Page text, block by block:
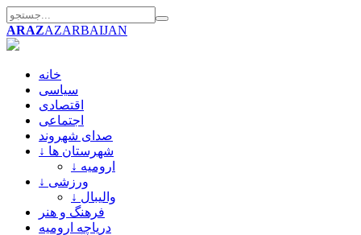
ARAZAZARBAIJAN
خانه
سیاسی
اقتصادی
اجتماعی
صدای شهروند
↓ شهرستان ها
↓ ارومیه
↓ ورزشی
↓ والیبال
فرهنگ و هنر
دریاچه ارومیه